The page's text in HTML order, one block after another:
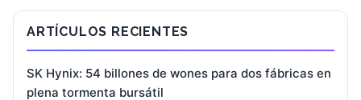
ARTÍCULOS RECIENTES
SK Hynix: 54 billones de wones para dos fábricas en
plena tormenta bursátil